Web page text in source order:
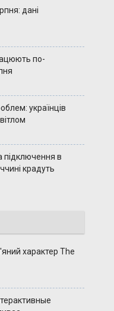
дані
по-
українців
підключення в
крадуть
характер The